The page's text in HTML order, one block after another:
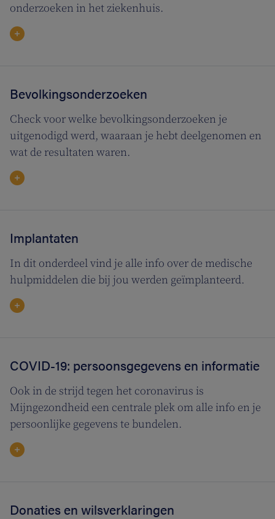
onderzoeken in het ziekenhuis.
Bevolkingsonderzoeken
Check voor welke bevolkingsonderzoeken je
uitgenodigd werd, waaraan je hebt deelgenomen en
wat de resultaten waren.
Implantaten
In dit onderdeel vind je alle info over de medische
hulpmiddelen die bij jou werden geïmplanteerd.
COVID-19: persoonsgegevens en informatie
Ook in de strijd tegen het coronavirus is
Mijngezondheid een centrale plek om alle info en je
persoonlijke gegevens te bundelen.
Donaties en wilsverklaringen